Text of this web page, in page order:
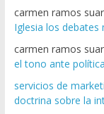
carmen ramos
Iglesia los debates
carmen ramos
el tono ante
servicios de
doctrina sobre la